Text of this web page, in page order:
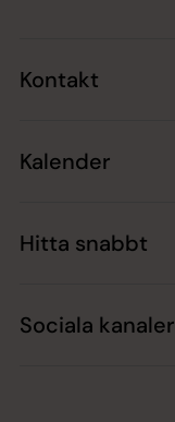
Kontakt
Kalender
Hitta snabbt
Sociala kanaler